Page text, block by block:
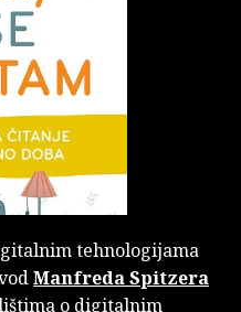
tehnologijama
Manfreda Spitzera
o digitalnim